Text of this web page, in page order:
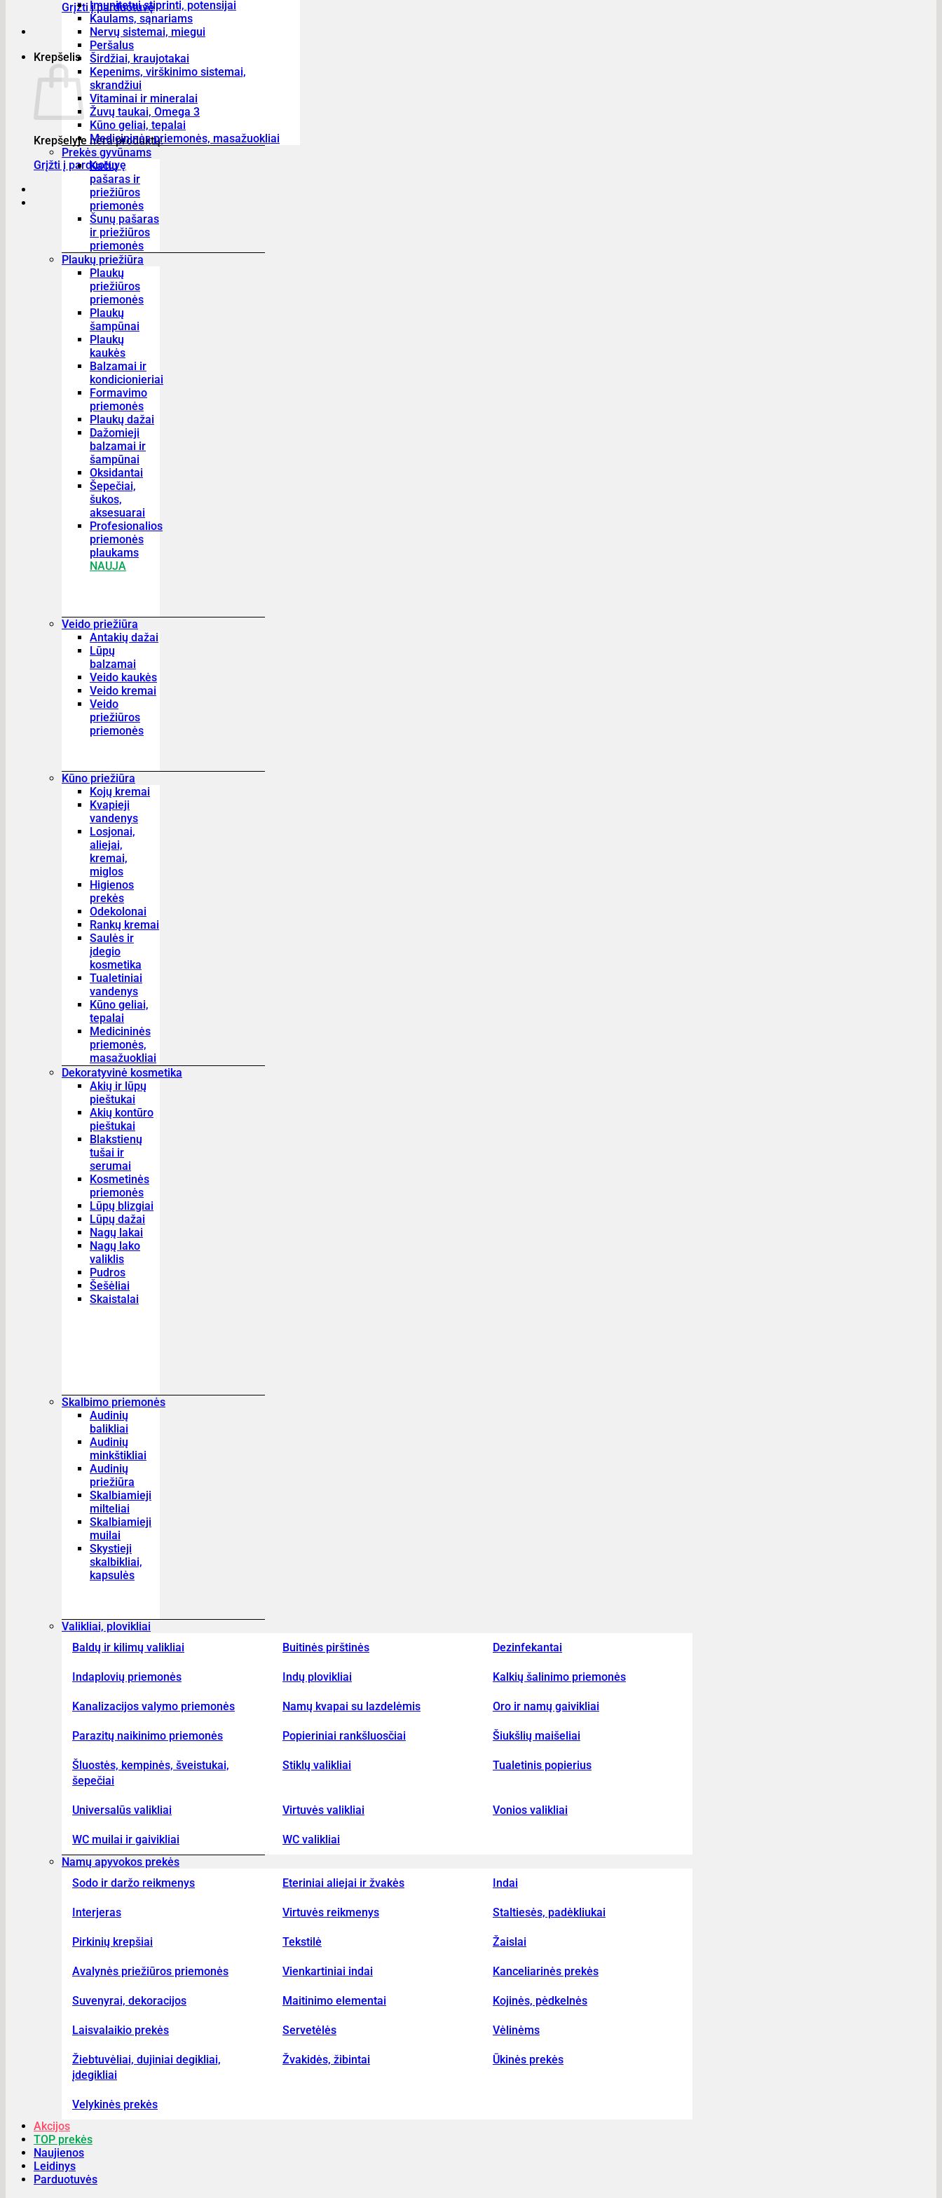
Grįžti į parduotuvę
Krepšelis
Krepšelyje nėra produktų.
Grįžti į parduotuvę
Imunitetui stiprinti, potensijai
Kaulams, sąnariams
Nervų sistemai, miegui
Peršalus
Širdžiai, kraujotakai
Kepenims, virškinimo sistemai,
skrandžiui
Vitaminai ir mineralai
Žuvų taukai, Omega 3
Kūno geliai, tepalai
Medicininės priemonės, masažuokliai
Prekės gyvūnams
Kačių
pašaras ir
priežiūros
priemonės
Šunų pašaras
ir priežiūros
priemonės
Plaukų priežiūra
Plaukų
priežiūros
priemonės
Plaukų
šampūnai
Plaukų
kaukės
Balzamai ir
kondicionieriai
Formavimo
priemonės
Plaukų dažai
Dažomieji
balzamai ir
šampūnai
Oksidantai
Šepečiai,
šukos,
aksesuarai
Profesionalios
priemonės
plaukams
NAUJA
Veido priežiūra
Antakių dažai
Lūpų
balzamai
Veido kaukės
Veido kremai
Veido
priežiūros
priemonės
Kūno priežiūra
Kojų kremai
Kvapieji
vandenys
Losjonai,
aliejai,
kremai,
miglos
Higienos
prekės
Odekolonai
Rankų kremai
Saulės ir
įdegio
kosmetika
Tualetiniai
vandenys
Kūno geliai,
tepalai
Medicininės
priemonės,
masažuokliai
Dekoratyvinė kosmetika
Akių ir lūpų
pieštukai
Akių kontūro
pieštukai
Blakstienų
tušai ir
serumai
Kosmetinės
priemonės
Lūpų blizgiai
Lūpų dažai
Nagų lakai
Nagų lako
valiklis
Pudros
Šešėliai
Skaistalai
Skalbimo priemonės
Audinių
balikliai
Audinių
minkštikliai
Audinių
priežiūra
Skalbiamieji
milteliai
Skalbiamieji
muilai
Skystieji
skalbikliai,
kapsulės
Valikliai, plovikliai
Baldų ir kilimų valikliai
Buitinės pirštinės Dezinfekantai
Indaplovių priemonės Indų plovikliai Kalkių šalinimo priemonės
Kanalizacijos valymo priemonės Namų kvapai su lazdelėmis Oro ir namų gaivikliai
Parazitų naikinimo priemonės Popieriniai rankšluosčiai Šiukšlių maišeliai
Šluostės, kempinės, šveistukai,
šepečiai
Stiklų valikliai Tualetinis popierius
Universalūs valikliai Virtuvės valikliai Vonios valikliai
WC muilai ir gaivikliai
WC valikliai
Namų apyvokos prekės
Sodo ir daržo reikmenys
Eteriniai aliejai ir žvakės Indai
Interjeras Virtuvės reikmenys Staltiesės, padėkliukai
Pirkinių krepšiai Tekstilė Žaislai
Avalynės priežiūros priemonės Vienkartiniai indai Kanceliarinės prekės
Suvenyrai, dekoracijos Maitinimo elementai Kojinės, pėdkelnės
Laisvalaikio prekės Servetėlės Vėlinėms
Žiebtuvėliai, dujiniai degikliai,
įdegikliai
Žvakidės, žibintai Ūkinės prekės
Velykinės prekės
Akcijos
TOP prekės
Naujienos
Leidinys
Parduotuvės